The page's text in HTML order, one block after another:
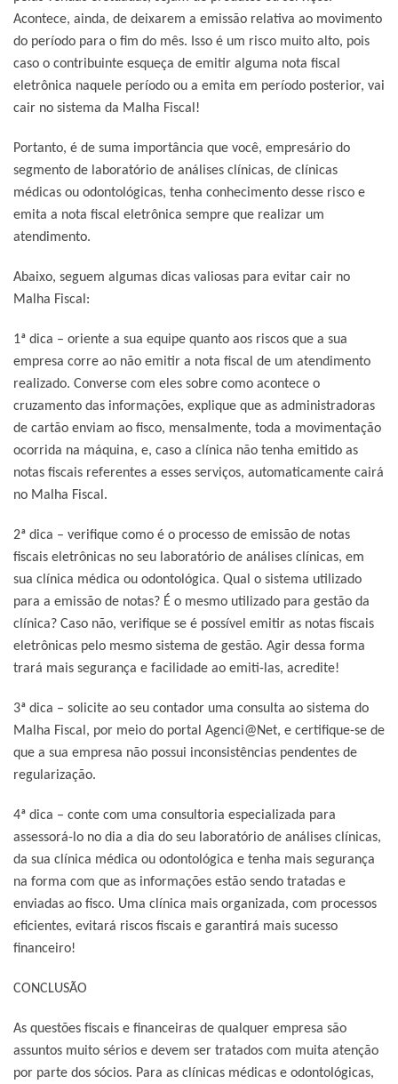
Acontece, ainda, de deixarem a emissão relativa ao movimento
do período para o fim do mês. Isso é um risco muito alto, pois
caso o contribuinte esqueça de emitir alguma nota fiscal
eletrônica naquele período ou a emita em período posterior, vai
cair no sistema da Malha Fiscal!
Portanto, é de suma importância que você, empresário do
segmento de laboratório de análises clínicas, de clínicas
médicas ou odontológicas, tenha conhecimento desse risco e
emita a nota fiscal eletrônica sempre que realizar um
atendimento.
Abaixo, seguem algumas dicas valiosas para evitar cair no
Malha Fiscal:
1ª dica – oriente a sua equipe quanto aos riscos que a sua
empresa corre ao não emitir a nota fiscal de um atendimento
realizado. Converse com eles sobre como acontece o
cruzamento das informações, explique que as administradoras
de cartão enviam ao fisco, mensalmente, toda a movimentação
ocorrida na máquina, e, caso a clínica não tenha emitido as
notas fiscais referentes a esses serviços, automaticamente cairá
no Malha Fiscal.
2ª dica – verifique como é o processo de emissão de notas
fiscais eletrônicas no seu laboratório de análises clínicas, em
sua clínica médica ou odontológica. Qual o sistema utilizado
para a emissão de notas? É o mesmo utilizado para gestão da
clínica? Caso não, verifique se é possível emitir as notas fiscais
eletrônicas pelo mesmo sistema de gestão. Agir dessa forma
trará mais segurança e facilidade ao emiti-las, acredite!
3ª dica – solicite ao seu contador uma consulta ao sistema do
Malha Fiscal, por meio do portal Agenci@Net, e certifique-se de
que a sua empresa não possui inconsistências pendentes de
regularização.
4ª dica – conte com uma consultoria especializada para
assessorá-lo no dia a dia do seu laboratório de análises clínicas,
da sua clínica médica ou odontológica e tenha mais segurança
na forma com que as informações estão sendo tratadas e
enviadas ao fisco. Uma clínica mais organizada, com processos
eficientes, evitará riscos fiscais e garantirá mais sucesso
financeiro!
CONCLUSÃO
As questões fiscais e financeiras de qualquer empresa são
assuntos muito sérios e devem ser tratados com muita atenção
por parte dos sócios. Para as clínicas médicas e odontológicas,